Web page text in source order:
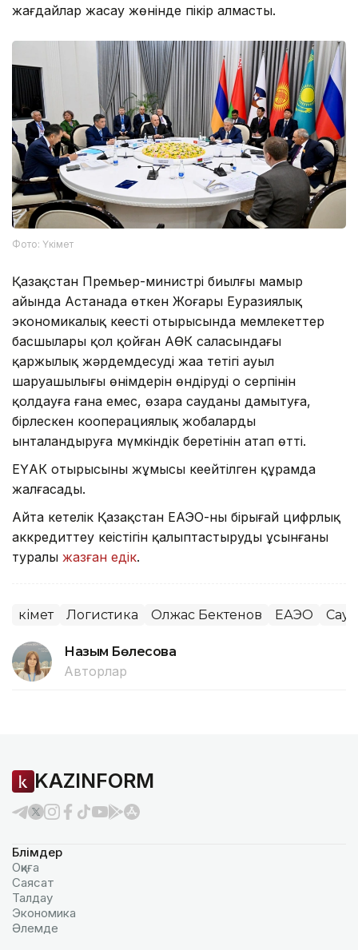
жағдайлар жасау жөнінде пікір алмасты.
Фото: Үкімет
Қазақстан Премьер-министрі биылғы мамыр
айында Астанада өткен Жоғары Еуразиялық
экономикалық кеңестің отырысында мемлекеттер
басшылары қол қойған АӨК саласындағы
қаржылық жәрдемдесудің жаңа тетігі ауыл
шаруашылығы өнімдерін өндірудің оң серпінін
қолдауға ғана емес, өзара сауданы дамытуға,
бірлескен кооперациялық жобаларды
ынталандыруға мүмкіндік беретінін атап өтті.
ЕҮАК отырысының жұмысы кеңейтілген құрамда
жалғасады.
Айта кетелік Қазақстан ЕАЭО-ның бірыңғай цифрлық
аккредиттеу кеңістігін қалыптастыруды ұсынғаны
туралы жазған едік.
Үкімет Логистика Олжас Бектенов ЕАЭО
Назым Бөлесова
Авторлар
KAZINFORM
Бөлімдер
Оқиға
Саясат
Талдау
Экономика
Әлемде